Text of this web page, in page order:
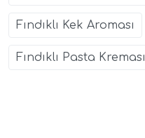
Fındıklı Kek Aroması
Fındıklı Pasta Kreması